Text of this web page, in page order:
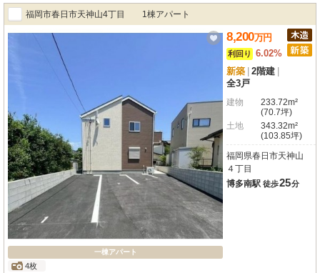
福岡市春日市天神山4丁目 1棟アパート
一棟アパート
4枚
8,200万円
利回り
6.02%
新築 2階建
全3戸
建物
233.72m²
(70.7坪)
土地
343.32m²
(103.85坪)
福岡県春日市天神山
４丁目
博多南駅 徒歩25分